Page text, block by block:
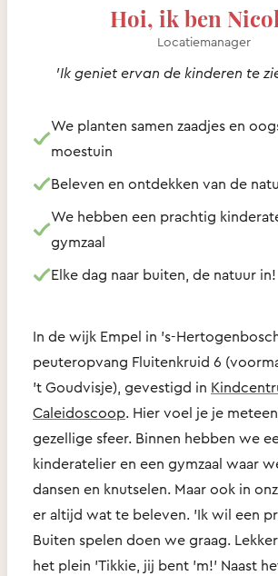
Hoi, ik ben
Locatiemanager
'Ik geniet ervan de kinderen te
We planten samen zaadjes en
moestuin
Beleven en ontdekken van de
We hebben een prachtig
gymzaal
Elke dag naar buiten, de natuur in!
In de wijk Empel in 's-
peuteropvang Fluitenkruid 6
't Goudvisje), gevestigd in
Caleidoscoop. Hier voel je je
gezellige sfeer. Binnen hebben we
kinderatelier en een gymzaal waar
dansen en knutselen. Maar ook in
er altijd wat te beleven. 'Ik wil een
Buiten spelen doen we graag.
het plein 'Tikkie, jij bent 'm!' Naast